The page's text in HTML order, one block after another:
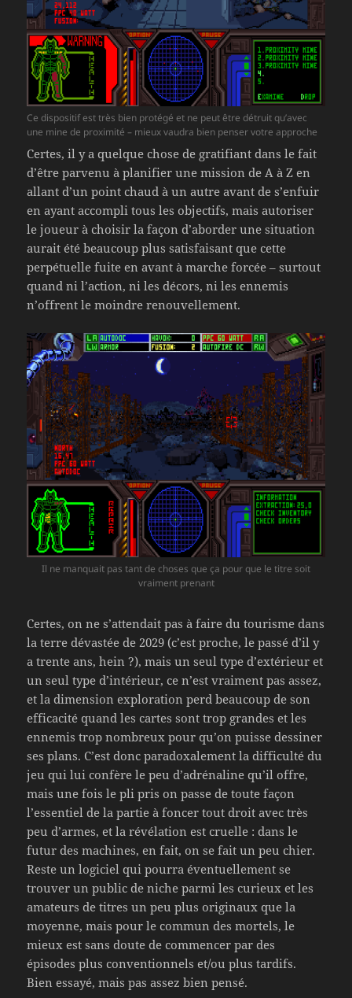
Ce dispositif est très bien protégé et ne peut être détruit qu’avec
une mine de proximité – mieux vaudra bien penser votre approche
Certes, il y a quelque chose de gratifiant dans le fait
d’être parvenu à planifier une mission de A à Z en
allant d’un point chaud à un autre avant de s’enfuir
en ayant accompli tous les objectifs, mais autoriser
le joueur à choisir la façon d’aborder une situation
aurait été beaucoup plus satisfaisant que cette
perpétuelle fuite en avant à marche forcée – surtout
quand ni l’action, ni les décors, ni les ennemis
n’offrent le moindre renouvellement.
Il ne manquait pas tant de choses que ça pour que le titre soit
vraiment prenant
Certes, on ne s’attendait pas à faire du tourisme dans
la terre dévastée de 2029 (c’est proche, le passé d’il y
a trente ans, hein ?), mais un seul type d’extérieur et
un seul type d’intérieur, ce n’est vraiment pas assez,
et la dimension exploration perd beaucoup de son
efficacité quand les cartes sont trop grandes et les
ennemis trop nombreux pour qu’on puisse dessiner
ses plans. C’est donc paradoxalement la difficulté du
jeu qui lui confère le peu d’adrénaline qu’il offre,
mais une fois le pli pris on passe de toute façon
l’essentiel de la partie à foncer tout droit avec très
peu d’armes, et la révélation est cruelle : dans le
futur des machines, en fait, on se fait un peu chier.
Reste un logiciel qui pourra éventuellement se
trouver un public de niche parmi les curieux et les
amateurs de titres un peu plus originaux que la
moyenne, mais pour le commun des mortels, le
mieux est sans doute de commencer par des
épisodes plus conventionnels et/ou plus tardifs.
Bien essayé, mais pas assez bien pensé.